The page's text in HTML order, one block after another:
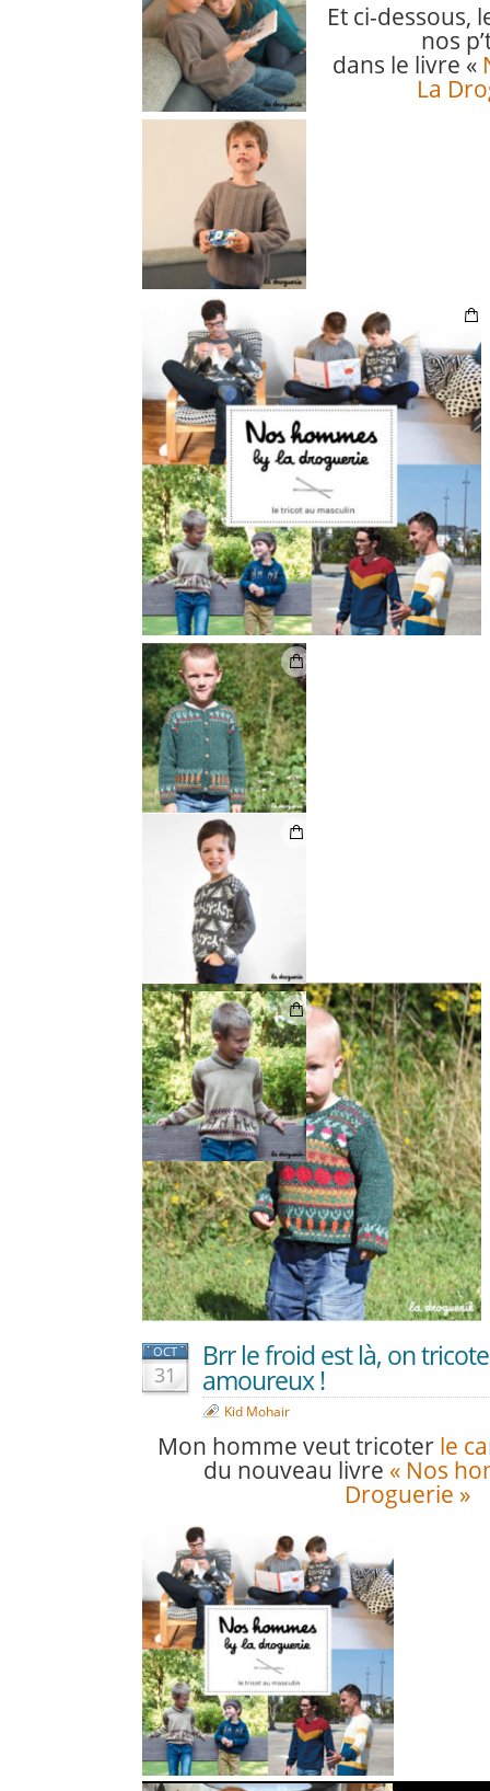
Et ci-dessous,
nos
dans le livre «
La
OCT
31
Brr le froid est là, on
amoureux !
Kid Mohair
Mon homme veut tricoter le
du nouveau livre « Nos
Droguerie »